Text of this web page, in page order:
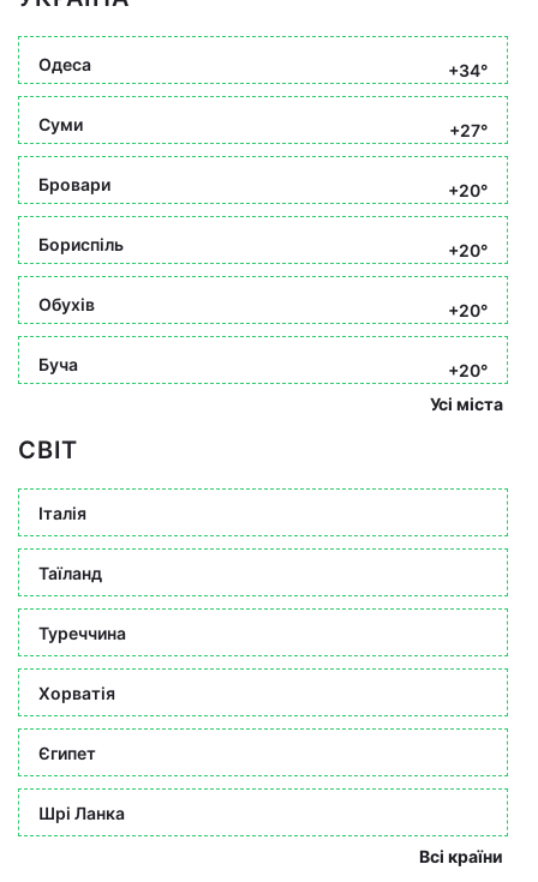
Одеса +34°
Суми +27°
Бровари +20°
Бориспіль +20°
Обухів +20°
Буча
+20°
Усі міста
СВІТ
Італія
Таїланд
Туреччина
Хорватія
Єгипет
Шрі Ланка
Всі країни